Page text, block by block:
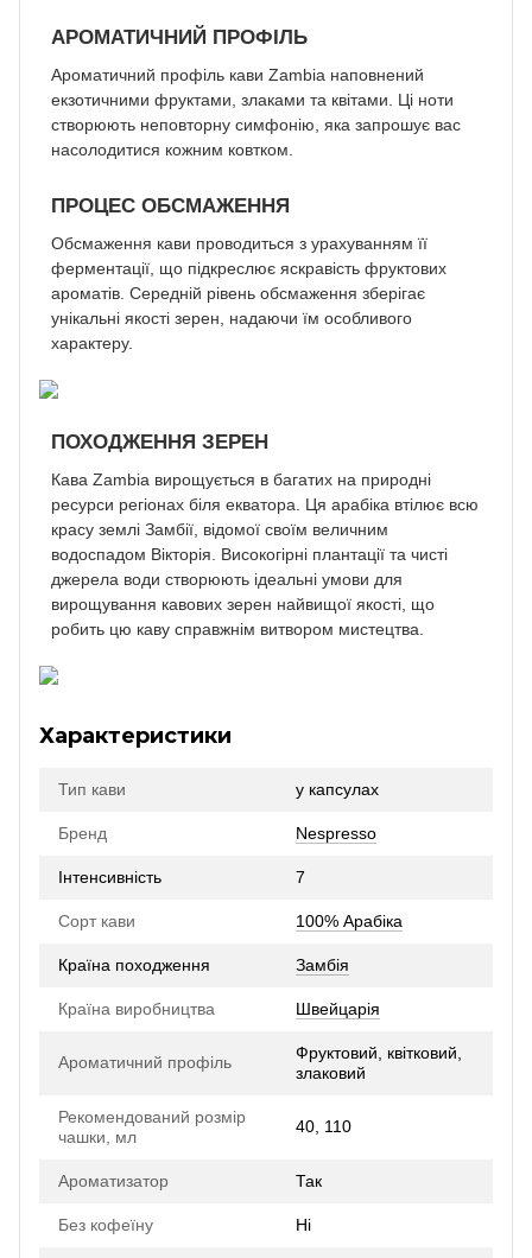
АРОМАТИЧНИЙ ПРОФІЛЬ
Ароматичний профіль кави Zambia наповнений
екзотичними фруктами, злаками та квітами. Ці ноти
створюють неповторну симфонію, яка запрошує вас
насолодитися кожним ковтком.
ПРОЦЕС ОБСМАЖЕННЯ
Обсмаження кави проводиться з урахуванням її
ферментації, що підкреслює яскравість фруктових
ароматів. Середній рівень обсмаження зберігає
унікальні якості зерен, надаючи їм особливого
характеру.
ПОХОДЖЕННЯ ЗЕРЕН
Кава Zambia вирощується в багатих на природні
ресурси регіонах біля екватора. Ця арабіка втілює всю
красу землі Замбії, відомої своїм величним
водоспадом Вікторія. Високогірні плантації та чисті
джерела води створюють ідеальні умови для
вирощування кавових зерен найвищої якості, що
робить цю каву справжнім витвором мистецтва.
Характеристики
Тип кави у капсулах
Бренд Nespresso
Інтенсивність 7
Сорт кави 100% Арабіка
Країна походження Замбія
Країна виробництва Швейцарія
Ароматичний профіль
Фруктовий, квітковий,
злаковий
Рекомендований розмір
чашки, мл
40, 110
Ароматизатор Так
Без кофеїну Ні